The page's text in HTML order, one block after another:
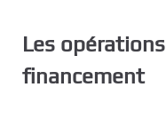
Les
financement